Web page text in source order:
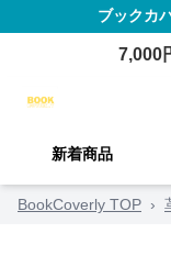
ブックカ
7,000
新着商品
BookCoverly TOP ›